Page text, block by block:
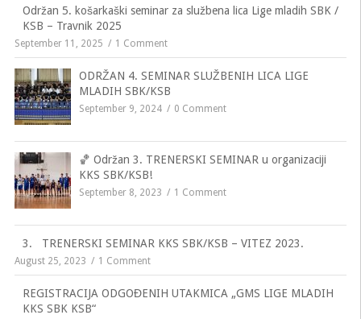
Održan 5. košarkaški seminar za službena lica Lige mladih SBK /
KSB – Travnik 2025
September 11, 2025 1 Comment
ODRŽAN 4. SEMINAR SLUŽBENIH LICA LIGE
MLADIH SBK/KSB
September 9, 2024 0 Comment
🏀 Održan 3. TRENERSKI SEMINAR u organizaciji
KKS SBK/KSB!
September 8, 2023 1 Comment
3. TRENERSKI SEMINAR KKS SBK/KSB – VITEZ 2023.
August 25, 2023 1 Comment
REGISTRACIJA ODGOĐENIH UTAKMICA „GMS LIGE MLADIH
KKS SBK KSB“